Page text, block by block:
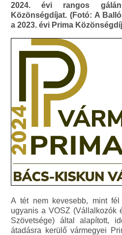
2024. évi rangos
Közönségdíjat. (Fotó: A
a 2023. évi Prima
A tét nem kevesebb, mint
ugyanis a VOSZ (Vállalkozók
Szövetsége) által alapított,
átadásra kerülő vármegyei